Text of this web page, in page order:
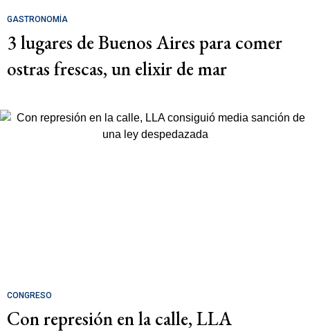
GASTRONOMÍA
3 lugares de Buenos Aires para comer
ostras frescas, un elixir de mar
CONGRESO
Con represión en la calle, LLA